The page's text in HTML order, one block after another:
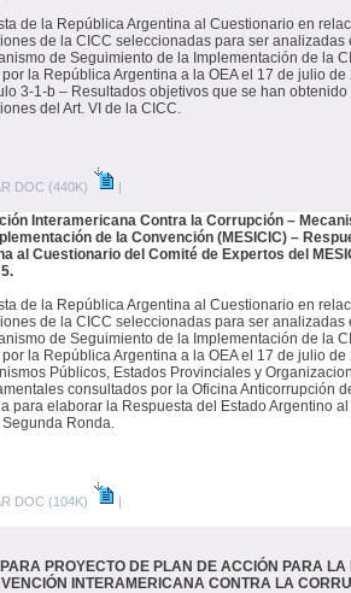
de la República Argentina al Cuestionario en
de la CICC seleccionadas para ser analizadas
de Seguimiento de la Implementación de la
la República Argentina a la OEA el 17 de julio de
3-1-b – Resultados objetivos que se han
del Art. VI de la CICC.
DOC (440K) |
Interamericana Contra la Corrupción –
de la Convención (MESICIC) –
al Cuestionario del Comité de Expertos del
de la República Argentina al Cuestionario en
de la CICC seleccionadas para ser analizadas
de Seguimiento de la Implementación de la
la República Argentina a la OEA el 17 de julio de
Públicos, Estados Provinciales y
consultados por la Oficina Anticorrupción
para elaborar la Respuesta del Estado Argentino
Segunda Ronda.
DOC (104K) |
PROYECTO DE PLAN DE ACCIÓN PARA LA
INTERAMERICANA CONTRA LA